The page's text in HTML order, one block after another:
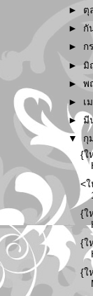
► ตุ
► กั
► ก
►มิ
►พ
► เ
►มี
▼ กุ
{ใ
<
{ใ
{ใ
{ใ